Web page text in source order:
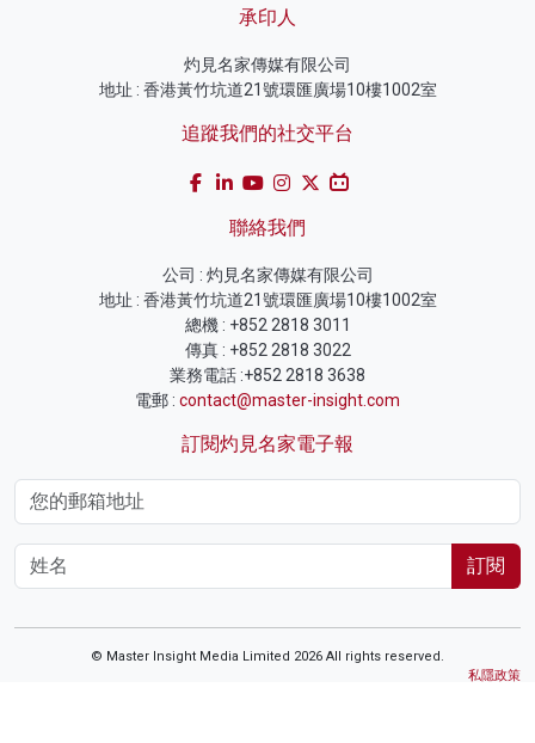
承印人
灼見名家傳媒有限公司
地址 : 香港黃竹坑道21號環匯廣場10樓1002室
追蹤我們的社交平台
聯絡我們
公司 : 灼見名家傳媒有限公司
地址 : 香港黃竹坑道21號環匯廣場10樓1002室
總機 : +852 2818 3011
傳真 : +852 2818 3022
業務電話 :+852 2818 3638
電郵 : contact@master-insight.com
訂閱灼見名家電子報
訂閱
© Master Insight Media Limited 2026 All rights reserved.
私隱政策